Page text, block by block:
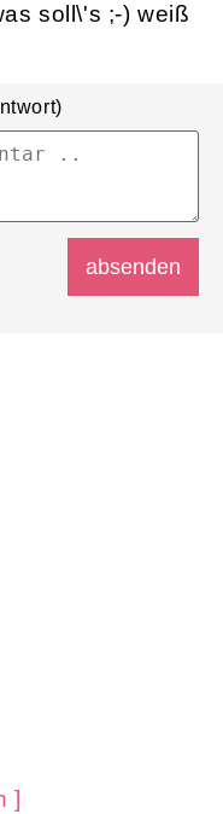
soll\'s ;-) weiß
]